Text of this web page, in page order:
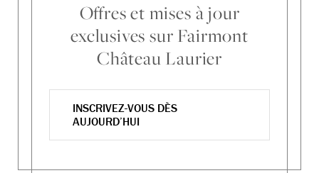
Offres et mises à jour
exclusives sur Fairmont
Château Laurier
INSCRIVEZ-VOUS DÈS
AUJOURD’HUI